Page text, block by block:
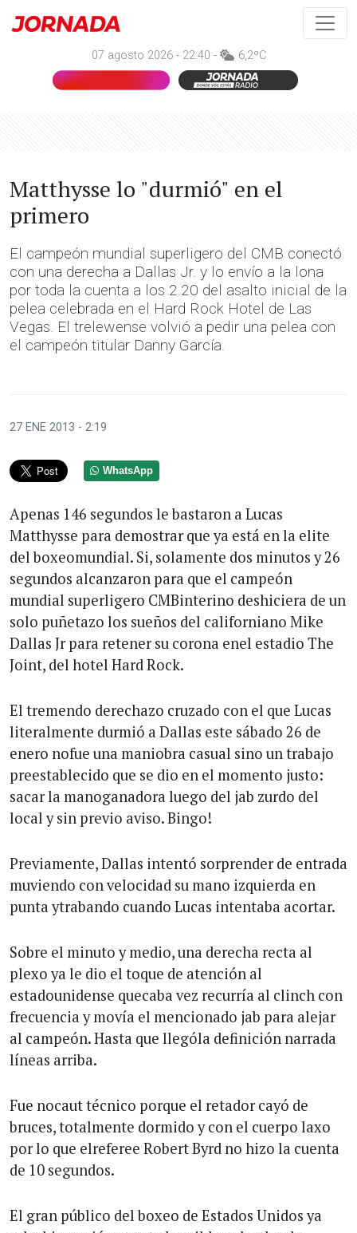
07 agosto 2026 - 22:40 - 6,2ºC
Matthysse lo "durmió" en el
primero
El campeón mundial superligero del CMB conectó
con una derecha a Dallas Jr. y lo envío a la lona
por toda la cuenta a los 2.20 del asalto inicial de la
pelea celebrada en el Hard Rock Hotel de Las
Vegas. El trelewense volvió a pedir una pelea con
el campeón titular Danny García.
27 ENE 2013 - 2:19
WhatsApp
Apenas 146 segundos le bastaron a Lucas
Matthysse para demostrar que ya está en la elite
del boxeomundial. Si, solamente dos minutos y 26
segundos alcanzaron para que el campeón
mundial superligero CMBinterino deshiciera de un
solo puñetazo los sueños del californiano Mike
Dallas Jr para retener su corona enel estadio The
Joint, del hotel Hard Rock.
El tremendo derechazo cruzado con el que Lucas
literalmente durmió a Dallas este sábado 26 de
enero nofue una maniobra casual sino un trabajo
preestablecido que se dio en el momento justo:
sacar la manoganadora luego del jab zurdo del
local y sin previo aviso. Bingo!
Previamente, Dallas intentó sorprender de entrada
muviendo con velocidad su mano izquierda en
punta ytrabando cuando Lucas intentaba acortar.
Sobre el minuto y medio, una derecha recta al
plexo ya le dio el toque de atención al
estadounidense quecaba vez recurría al clinch con
frecuencia y movía el mencionado jab para alejar
al campeón. Hasta que llególa definición narrada
líneas arriba.
Fue nocaut técnico porque el retador cayó de
bruces, totalmente dormido y con el cuerpo laxo
por lo que elreferee Robert Byrd no hizo la cuenta
de 10 segundos.
El gran público del boxeo de Estados Unidos ya